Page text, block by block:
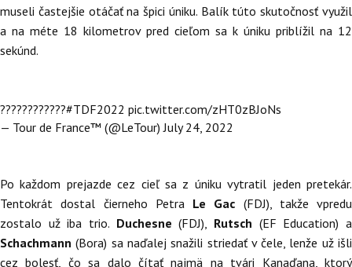
museli častejšie otáčať na špici úniku. Balík túto skutočnosť využil
a na méte 18 kilometrov pred cieľom sa k úniku priblížil na 12
sekúnd.
????????????#TDF2022 pic.twitter.com/zHT0zBJoNs
— Tour de France™ (@LeTour)July 24, 2022
Po každom prejazde cez cieľ sa z úniku vytratil jeden pretekár.
Tentokrát dostal čierneho Petra Le Gac (FDJ), takže vpredu
zostalo už iba trio. Duchesne (FDJ), Rutsch (EF Education) a
Schachmann (Bora) sa naďalej snažili striedať v čele, lenže už išli
cez bolesť, čo sa dalo čítať najmä na tvári Kanaďana, ktorý